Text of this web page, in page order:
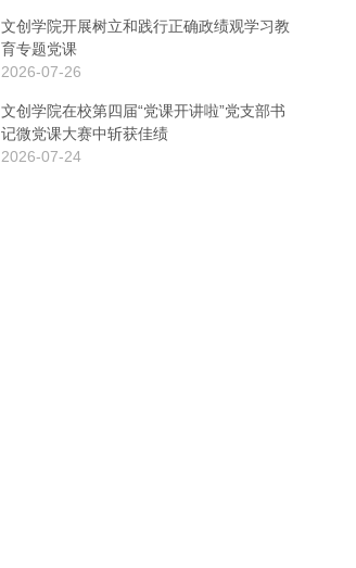
文创学院开展树立和践行正确政绩观学习教
育专题党课
2026-07-26
文创学院在校第四届“党课开讲啦”党支部书
记微党课大赛中斩获佳绩
2026-07-24